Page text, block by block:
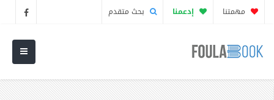
مهمتنا إدعمنا بحث متقدم